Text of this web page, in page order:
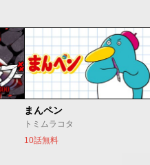
まんペン
トミムラコタ
10話無料